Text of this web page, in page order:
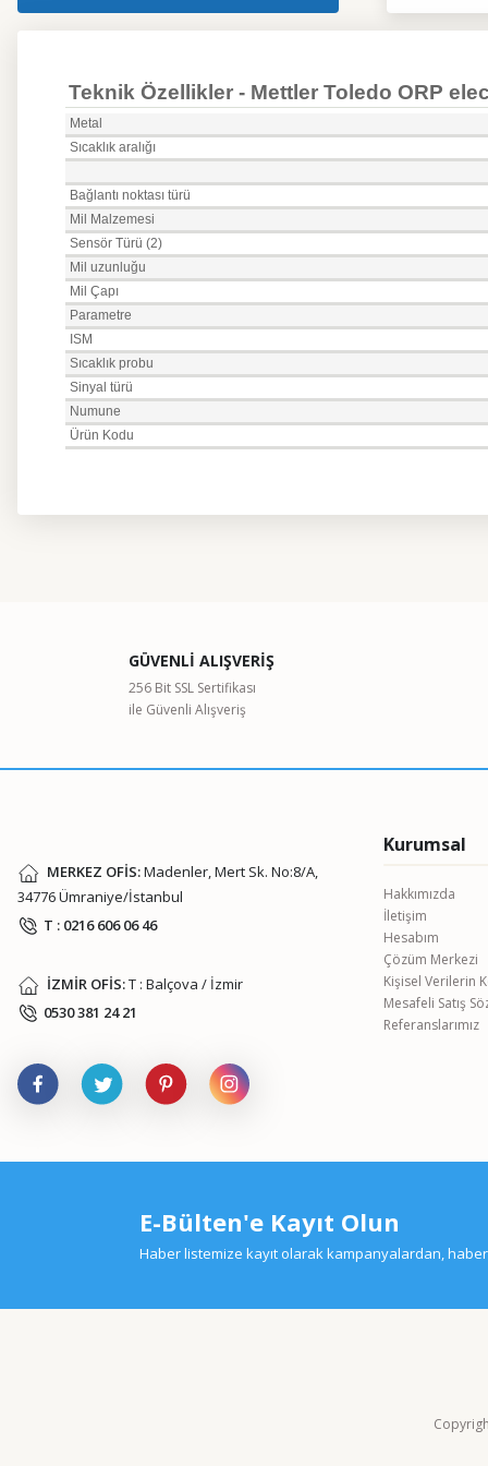
Teknik Özellikler - Mettler Toledo ORP
Metal
Sıcaklık aralığı
Bağlantı noktası türü
Mil Malzemesi
Sensör Türü (2)
Mil uzunluğu
Mil Çapı
Parametre
ISM
Sıcaklık probu
Sinyal türü
Numune
Ürün Kodu
Ürün açıklamasında eksik bilgiler bulunuyor.
Ürün bilgilerinde hatalar bulunuyor.
GÜVENLİ ALIŞVERİŞ
256 Bit SSL Sertifikası
ile Güvenli Alışveriş
MERKEZ OFİS:Madenler, Mert Sk. No:8/A,
34776 Ümraniye/İstanbul
T : 0216 606 06 46
İZMİR OFİS:T : Balçova / İzmir
0530 381 24 21
Kurumsal
Hakkımızda
İletişim
Hesabım
Çözüm Merkezi
Kişisel Verilerin
Mesafeli Satış
Referanslarımız
E-Bülten'e Kayıt Olun
Haber listemize kayıt olarak kampanyalardan,